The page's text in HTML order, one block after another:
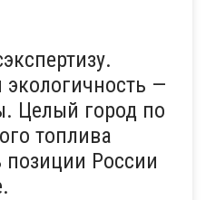
экологичность —
Целый город по
топлива
позиции России